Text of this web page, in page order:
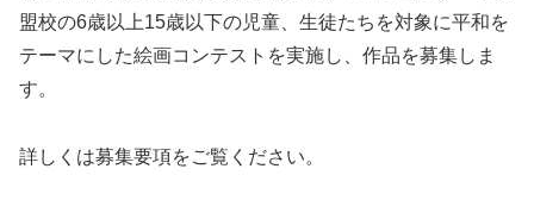
盟校の6歳以上15歳以下の児童、生徒たちを対象に平和を
テーマにした絵画コンテストを実施し、作品を募集しま
す。
詳しくは募集要項をご覧ください。